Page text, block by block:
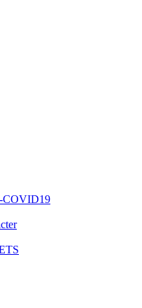
COVID19